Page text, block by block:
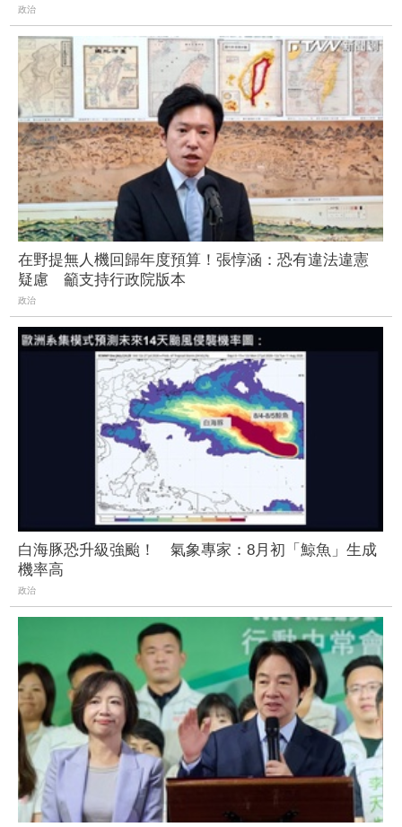
政治
在野提無人機回歸年度預算！張惇涵：恐有違法違憲
疑慮 籲支持行政院版本
政治
白海豚恐升級強颱！ 氣象專家：8月初「鯨魚」生成
機率高
政治